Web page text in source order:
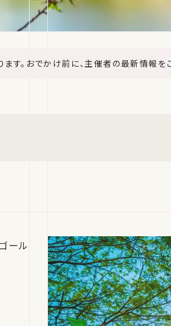
す。おでかけ前に、主催者の最新情報を
ール